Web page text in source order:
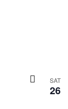
SAT
26